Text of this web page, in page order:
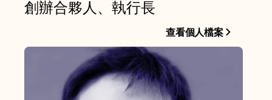
創辦合夥人、執行長
查看個人檔案